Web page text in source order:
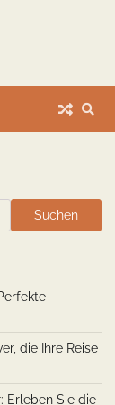
Suchen
die Ihre Reise
Erleben Sie die